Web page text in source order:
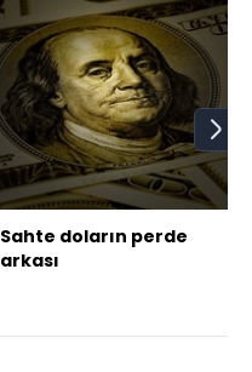
Sahte doların perde
arkası